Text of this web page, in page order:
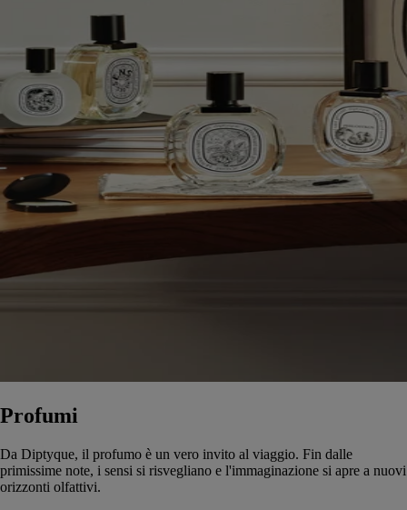
Profumi
Da Diptyque, il profumo è un vero invito al viaggio. Fin dalle
primissime note, i sensi si risvegliano e l'immaginazione si apre a nuovi
orizzonti olfattivi.